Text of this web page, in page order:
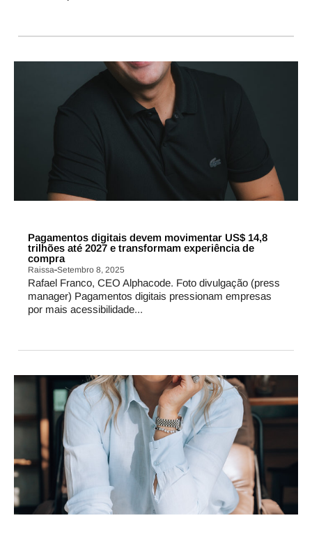
Pagamentos digitais devem movimentar US$ 14,8
trilhões até 2027 e transformam experiência de
compra
Raissa Setembro 8, 2025
Rafael Franco, CEO Alphacode. Foto divulgação (press
manager) Pagamentos digitais pressionam empresas
por mais acessibilidade...